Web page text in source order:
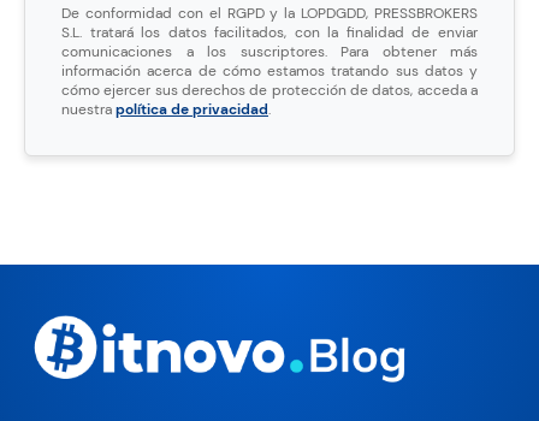
De conformidad con el RGPD y la LOPDGDD, PRESSBROKERS
S.L. tratará los datos facilitados, con la finalidad de enviar
comunicaciones a los suscriptores. Para obtener más
información acerca de cómo estamos tratando sus datos y
cómo ejercer sus derechos de protección de datos, acceda a
nuestrapolítica de privacidad.